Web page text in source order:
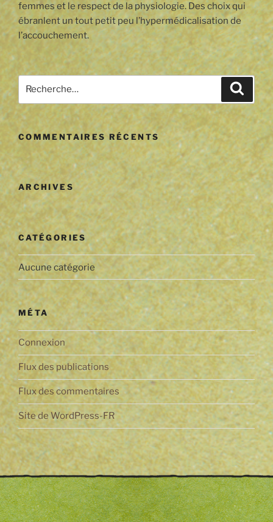
femmes et le respect de la physiologie. Des choix qui
ébranlent un tout petit peu l’hypermédicalisation de
l’accouchement.
COMMENTAIRES RÉCENTS
ARCHIVES
CATÉGORIES
Aucune catégorie
MÉTA
Connexion
Flux des publications
Flux des commentaires
Site de WordPress-FR